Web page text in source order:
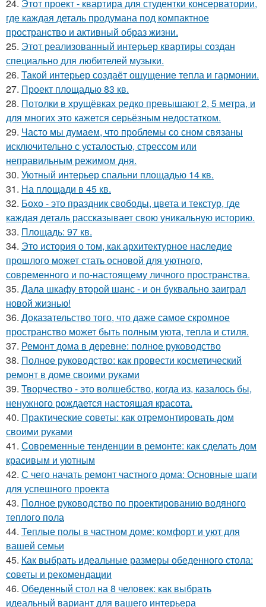
24. Этот проект - квартира для студентки консерватории,
где каждая деталь продумана под компактное
пространство и активный образ жизни.
25. Этот реализованный интерьер квартиры создан
специально для любителей музыки.
26. Такой интерьер создаёт ощущение тепла и гармонии.
27. Проект площадью 83 кв.
28. Потолки в хрущёвках редко превышают 2, 5 метра, и
для многих это кажется серьёзным недостатком.
29. Часто мы думаем, что проблемы со сном связаны
исключительно с усталостью, стрессом или
неправильным режимом дня.
30. Уютный интерьер спальни площадью 14 кв.
31. На площади в 45 кв.
32. Бохо - это праздник свободы, цвета и текстур, где
каждая деталь рассказывает свою уникальную историю.
33. Площадь: 97 кв.
34. Это история о том, как архитектурное наследие
прошлого может стать основой для уютного,
современного и по-настоящему личного пространства.
35. Дала шкафу второй шанс - и он буквально заиграл
новой жизнью!
36. Доказательство того, что даже самое скромное
пространство может быть полным уюта, тепла и стиля.
37. Ремонт дома в деревне: полное руководство
38. Полное руководство: как провести косметический
ремонт в доме своими руками
39. Творчество - это волшебство, когда из, казалось бы,
ненужного рождается настоящая красота.
40. Практические советы: как отремонтировать дом
своими руками
41. Современные тенденции в ремонте: как сделать дом
красивым и уютным
42. С чего начать ремонт частного дома: Основные шаги
для успешного проекта
43. Полное руководство по проектированию водяного
теплого пола
44. Теплые полы в частном доме: комфорт и уют для
вашей семьи
45. Как выбрать идеальные размеры обеденного стола:
советы и рекомендации
46. Обеденный стол на 8 человек: как выбрать
идеальный вариант для вашего интерьера